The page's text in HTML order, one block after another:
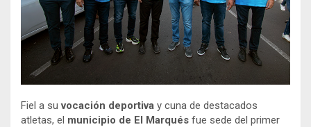
Fiel a suvocación deportiva y cuna de destacados
atletas, el municipio de El Marqués fue sede del primer